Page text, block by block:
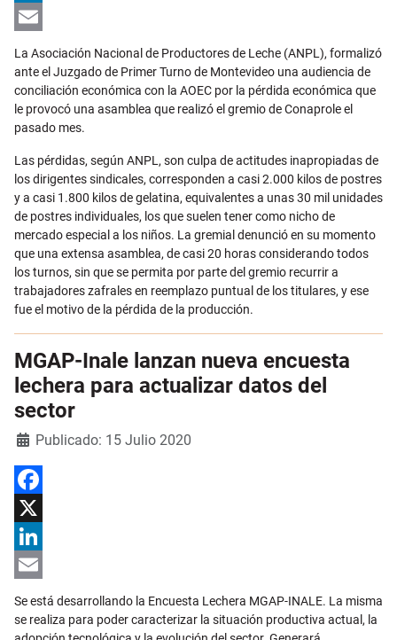
LinkedIn
La Asociación Nacional de Productores de Leche (ANPL), formalizó
ante el Juzgado de Primer Turno de Montevideo una audiencia de
conciliación económica con la AOEC por la pérdida económica que
le provocó una asamblea que realizó el gremio de Conaprole el
pasado mes.
Las pérdidas, según ANPL, son culpa de actitudes inapropiadas de
los dirigentes sindicales, corresponden a casi 2.000 kilos de postres
y a casi 1.800 kilos de gelatina, equivalentes a unas 30 mil unidades
de postres individuales, los que suelen tener como nicho de
mercado especial a los niños. La gremial denunció en su momento
que una extensa asamblea, de casi 20 horas considerando todos
los turnos, sin que se permita por parte del gremio recurrir a
trabajadores zafrales en reemplazo puntual de los titulares, y ese
fue el motivo de la pérdida de la producción.
MGAP-Inale lanzan nueva encuesta
lechera para actualizar datos del
sector
DetallesPublicado: 15 Julio 2020
Facebook
X
LinkedIn
Se está desarrollando la Encuesta Lechera MGAP-INALE. La misma
se realiza para poder caracterizar la situación productiva actual, la